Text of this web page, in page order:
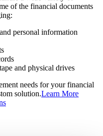
of the financial documents
personal information
and physical drives
needs for your financial
solution.Learn More